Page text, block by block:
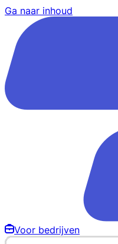
Ga naar inhoud
Voor bedrijven